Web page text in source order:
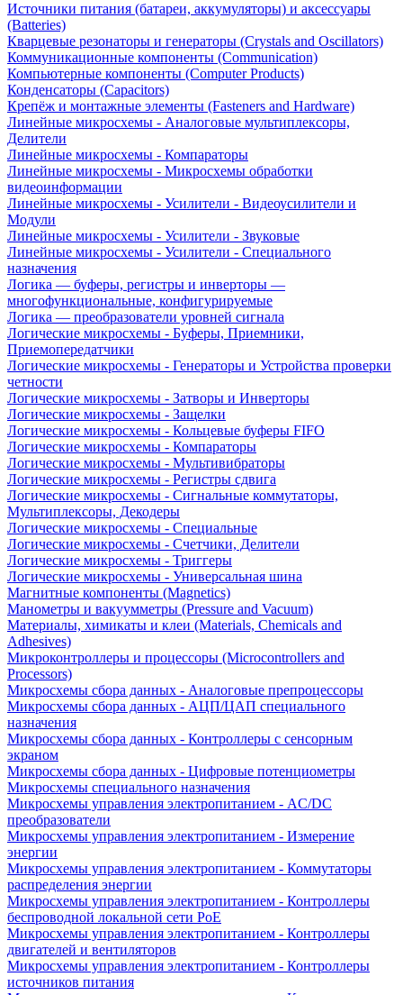
Источники питания (батареи, аккумуляторы) и аксессуары
(Batteries)
Кварцевые резонаторы и генераторы (Crystals and Oscillators)
Коммуникационные компоненты (Communication)
Компьютерные компоненты (Computer Products)
Конденсаторы (Capacitors)
Крепёж и монтажные элементы (Fasteners and Hardware)
Линейные микросхемы - Аналоговые мультиплексоры,
Делители
Линейные микросхемы - Компараторы
Линейные микросхемы - Микросхемы обработки
видеоинформации
Линейные микросхемы - Усилители - Видеоусилители и
Модули
Линейные микросхемы - Усилители - Звуковые
Линейные микросхемы - Усилители - Специального
назначения
Логика — буферы, регистры и инверторы —
многофункциональные, конфигурируемые
Логика — преобразователи уровней сигнала
Логические микросхемы - Буферы, Приемники,
Приемопередатчики
Логические микросхемы - Генераторы и Устройства проверки
четности
Логические микросхемы - Затворы и Инверторы
Логические микросхемы - Защелки
Логические микросхемы - Кольцевые буферы FIFO
Логические микросхемы - Компараторы
Логические микросхемы - Мультивибраторы
Логические микросхемы - Регистры сдвига
Логические микросхемы - Сигнальные коммутаторы,
Мультиплексоры, Декодеры
Логические микросхемы - Специальные
Логические микросхемы - Счетчики, Делители
Логические микросхемы - Триггеры
Логические микросхемы - Универсальная шина
Магнитные компоненты (Magnetics)
Манометры и вакуумметры (Pressure and Vacuum)
Материалы, химикаты и клеи (Materials, Chemicals and
Adhesives)
Микроконтроллеры и процессоры (Microcontrollers and
Processors)
Микросхемы сбора данных - Аналоговые препроцессоры
Микросхемы сбора данных - АЦП/ЦАП специального
назначения
Микросхемы сбора данных - Контроллеры с сенсорным
экраном
Микросхемы сбора данных - Цифровые потенциометры
Микросхемы специального назначения
Микросхемы управления электропитанием - AC/DC
преобразователи
Микросхемы управления электропитанием - Измерение
энергии
Микросхемы управления электропитанием - Коммутаторы
распределения энергии
Микросхемы управления электропитанием - Контроллеры
беспроводной локальной сети PoE
Микросхемы управления электропитанием - Контроллеры
двигателей и вентиляторов
Микросхемы управления электропитанием - Контроллеры
источников питания